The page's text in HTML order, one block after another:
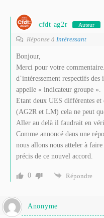
cfdt ag2r Auteur
Réponse à Intéressant
Bonjour,
Merci pour votre
d’intéressement respectifs
appelle « indicateur groupe ».
Etant deux UES différentes
(AG2R et LM) cela ne peut
Aller au delà il faudrait en
Comme annoncé dans une
nous allons nous atteler à
précis de ce nouvel accord.
0 Répondre
Anonyme